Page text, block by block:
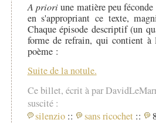
A prioriune matière peu
en s'appropriant ce texte,
Chaque épisode descriptif (un
forme de refrain, qui contient
poème :
Suite de la notule.
Ce billet, écrit à par
suscité :
silenzio :: sans ricochet ::